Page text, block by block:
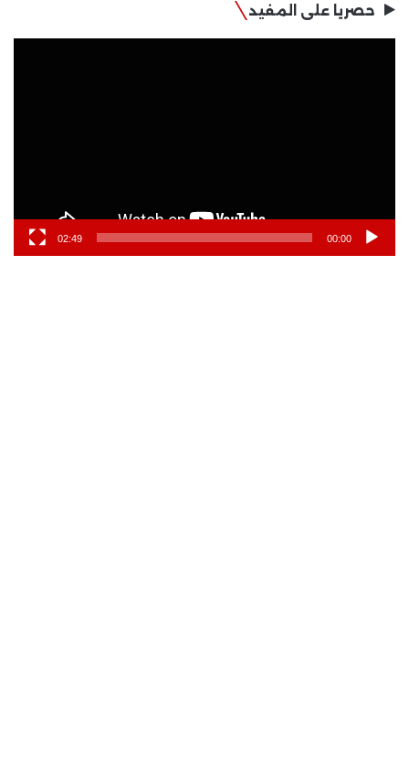
حصريا على المفيد
00:00
02:49